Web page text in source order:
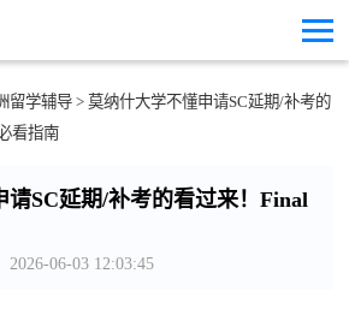
留学辅导> 莫纳什大学不懂申请SC延期/补考的
看指南
请SC延期/补考的看过来！Final
06-03 12:03:45